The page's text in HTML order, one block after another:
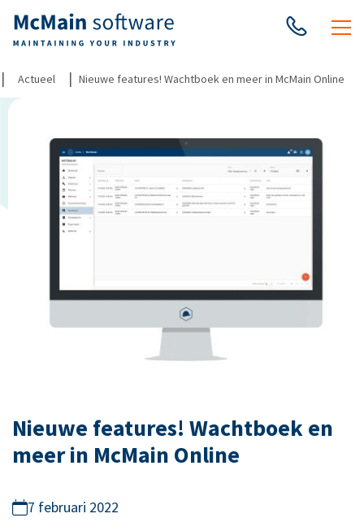
| Actueel | Nieuwe features! Wachtboek en meer in McMain Online
Nieuwe features! Wachtboek en
meer in McMain Online
7 februari 2022